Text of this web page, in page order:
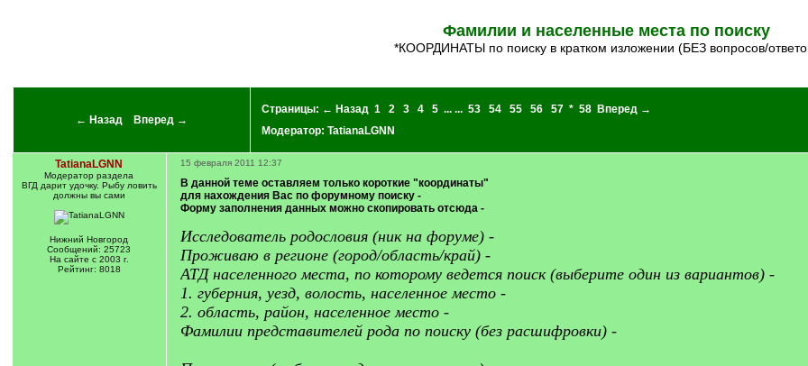
Фамилии и населенные места по поиску
*КООРДИНАТЫ по поиску в кратком изложении (БЕЗ вопросов/
← Назад Вперед →
Страницы: ← Назад 1 2 3 4 5 ... ... 53 54 55 56 57 * 58
Вперед →
Модератор: TatianaLGNN
TatianaLGNN
Модератор раздела
ВГД дарит удочку. Рыбу ловить
должны вы сами
Нижний Новгород
Сообщений: 25723
На сайте с 2003 г.
Рейтинг: 8018
15 февраля 2011 12:37
В данной теме оставляем только короткие "координаты"
для нахождения Вас по форумному поиску -
Форму заполнения данных можно скопировать отсюда -
Исследователь родословия (ник на форуме) -
Проживаю в регионе (город/область/край) -
АТД населенного места, по которому ведется поиск (выберите один из вариантов) -
1. губерния, уезд, волость, населенное место -
2. область, район, населенное место -
Фамилии представителей рода по поиску (без расшифровки) -